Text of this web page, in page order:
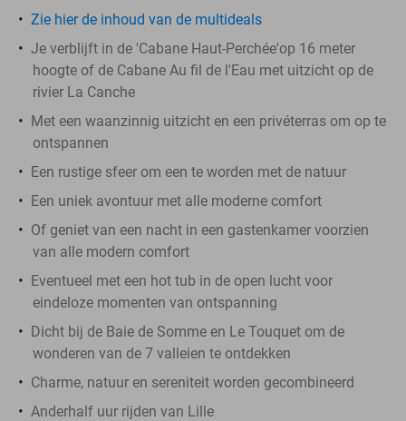
Zie hier de inhoud van de multideals
Je verblijft in de 'Cabane Haut-Perchée'op 16 meter
hoogte of de Cabane Au fil de l'Eau met uitzicht op de
rivier La Canche
Met een waanzinnig uitzicht en een privéterras om op te
ontspannen
Een rustige sfeer om een te worden met de natuur
Een uniek avontuur met alle moderne comfort
Of geniet van een nacht in een gastenkamer voorzien
van alle modern comfort
Eventueel met een hot tub in de open lucht voor
eindeloze momenten van ontspanning
Dicht bij de Baie de Somme en Le Touquet om de
wonderen van de 7 valleien te ontdekken
Charme, natuur en sereniteit worden gecombineerd
Anderhalf uur rijden van Lille